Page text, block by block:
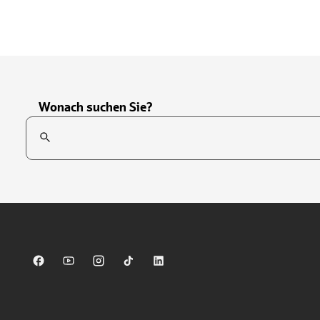
Wonach suchen Sie?
Suchfeld
Sparkasse auf Facebook
Sparkasse auf Youtube
Sparkasse auf Instagram
Sparkasse auf TikTok
Sparkasse auf LinkedIn